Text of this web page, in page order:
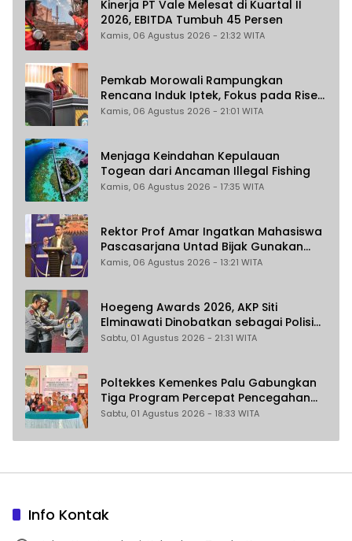
Kinerja PT Vale Melesat di Kuartal II
2026, EBITDA Tumbuh 45 Persen
Kamis, 06 Agustus 2026 - 21:32 WITA
Pemkab Morowali Rampungkan
Rencana Induk Iptek, Fokus pada Riset
dan Inovasi Daerah
Kamis, 06 Agustus 2026 - 21:01 WITA
Menjaga Keindahan Kepulauan
Togean dari Ancaman Illegal Fishing
Kamis, 06 Agustus 2026 - 17:35 WITA
Rektor Prof Amar Ingatkan Mahasiswa
Pascasarjana Untad Bijak Gunakan
Akal Imitasi
Kamis, 06 Agustus 2026 - 13:21 WITA
Hoegeng Awards 2026, AKP Siti
Elminawati Dinobatkan sebagai Polisi
Pelindung Perempuan dan Anak
Sabtu, 01 Agustus 2026 - 21:31 WITA
Poltekkes Kemenkes Palu Gabungkan
Tiga Program Percepat Pencegahan
Stunting di Donggala
Sabtu, 01 Agustus 2026 - 18:33 WITA
Info Kontak